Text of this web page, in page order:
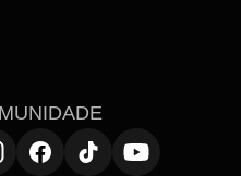
— do romance taciturno às lutas
rápidas recompensam a